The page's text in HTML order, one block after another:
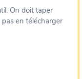
On doit taper
pas en télécharger